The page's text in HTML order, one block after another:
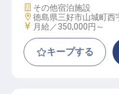
施設業態
その他宿泊施設
勤務地
徳島県三好市山城町西
給与
月給／350,000円～
キープする